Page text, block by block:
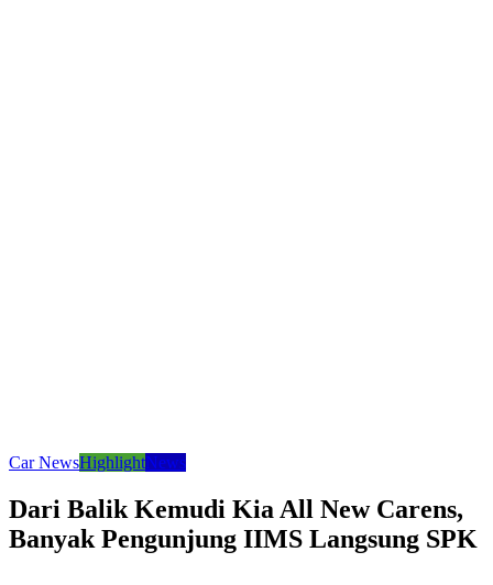
Car NewsHighlightNews
Dari Balik Kemudi Kia All New Carens,
Banyak Pengunjung IIMS Langsung SPK